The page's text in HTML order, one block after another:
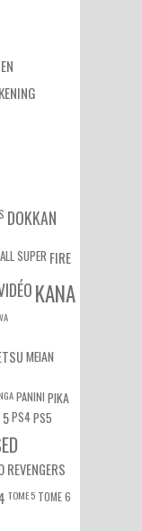
DOKKAN
SUPER FIRE
KANA
MEIAN
PANINI PIKA
5PS4PS5
REVENGERS
TOME 5 TOME 6